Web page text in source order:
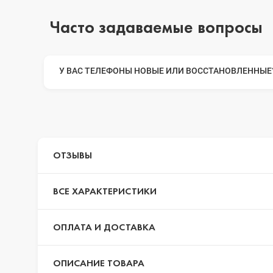
iPhone 14
iPhone 13 Pro Max
Часто задаваемые вопросы
У ВАС ТЕЛЕФОНЫ НОВЫЕ ИЛИ
ОТЗЫВЫ
ВСЕ ХАРАКТЕРИСТИКИ
ОПЛАТА И ДОСТАВКА
ОПИСАНИЕ ТОВАРА